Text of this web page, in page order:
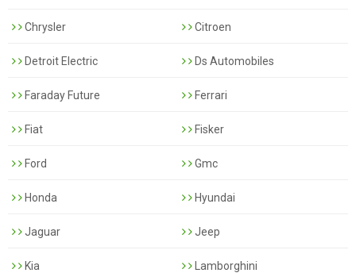
Chrysler Citroen
Detroit Electric Ds Automobiles
Faraday Future Ferrari
Fiat Fisker
Ford Gmc
Honda Hyundai
Jaguar Jeep
Kia Lamborghini